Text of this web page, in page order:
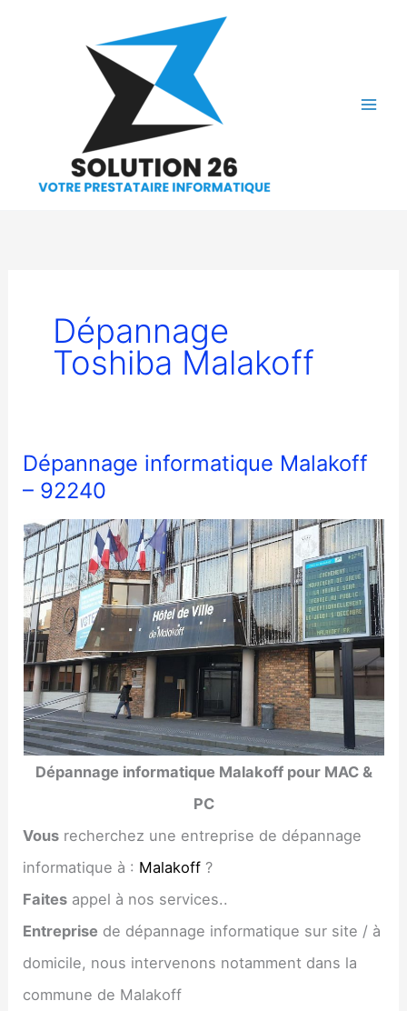
Dépannage
Toshiba Malakoff
Dépannage informatique Malakoff
– 92240
Dépannage informatique Malakoff pour MAC &
PC
Vous recherchez une entreprise de dépannage
informatique à : Malakoff ?
Faites appel à nos services..
Entreprise de dépannage informatique sur site / à
domicile, nous intervenons notamment dans la
commune de Malakoff